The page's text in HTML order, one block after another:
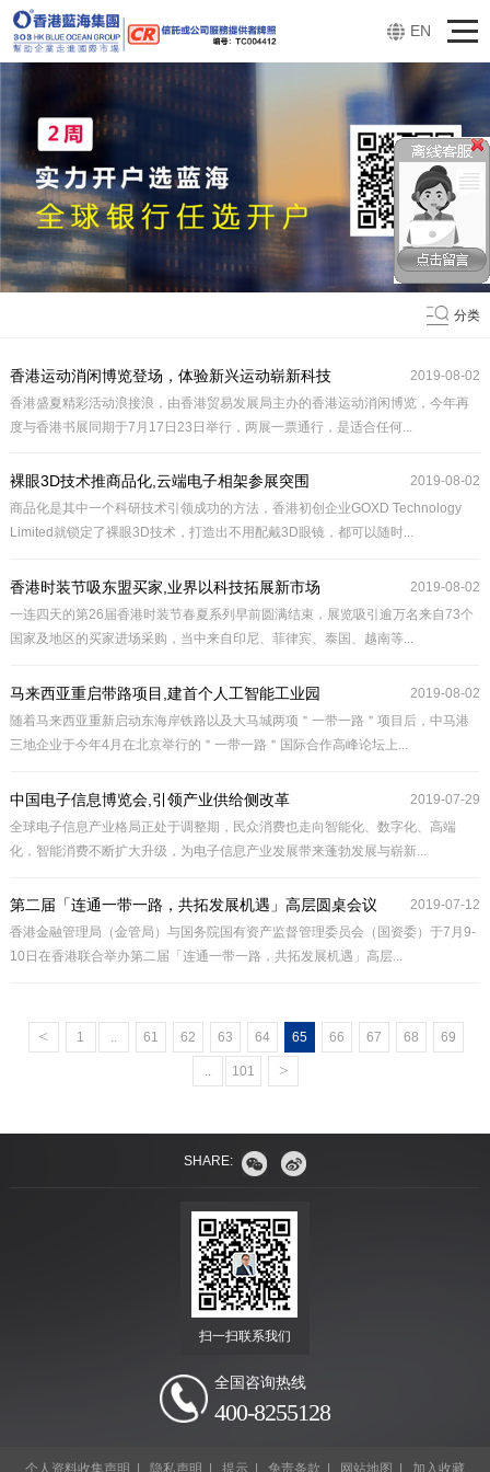
EN
分类
2019-08-02
香港运动消闲博览登场，体验新兴运动崭新科技
香港盛夏精彩活动浪接浪，由香港贸易发展局主办的香港运动消闲博览，今年再
度与香港书展同期于7月17日23日举行，两展一票通行，是适合任何...
2019-08-02
裸眼3D技术推商品化,云端电子相架参展突围
商品化是其中一个科研技术引领成功的方法，香港初创企业GOXD Technology
Limited就锁定了裸眼3D技术，打造出不用配戴3D眼镜，都可以随时...
2019-08-02
香港时装节吸东盟买家,业界以科技拓展新市场
一连四天的第26届香港时装节春夏系列早前圆满结束，展览吸引逾万名来自73个
国家及地区的买家进场采购，当中来自印尼、菲律宾、泰国、越南等...
2019-08-02
马来西亚重启带路项目,建首个人工智能工业园
随着马来西亚重新启动东海岸铁路以及大马城两项＂一带一路＂项目后，中马港
三地企业于今年4月在北京举行的＂一带一路＂国际合作高峰论坛上...
2019-07-29
中国电子信息博览会,引领产业供给侧改革
全球电子信息产业格局正处于调整期，民众消费也走向智能化、数字化、高端
化，智能消费不断扩大升级，为电子信息产业发展带来蓬勃发展与崭新...
2019-07-12
第二届「连通一带一路，共拓发展机遇」高层圆桌会议
香港金融管理局（金管局）与国务院国有资产监督管理委员会（国资委）于7月9-
10日在香港联合举办第二届「连通一带一路，共拓发展机遇」高层...
< 1 .. 61 62 63 64 65 66 67 68 69
.. 101 >
SHARE:
扫一扫联系我们
全国咨询热线
400-8255128